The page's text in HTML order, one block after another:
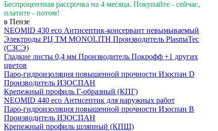
Беспроцентная рассрочка на 4 месяца. Покупайте - сейчас,
платите - потом!
в Пензе
NEOMID 430 eco Антисептик-консервант невымываемый
Электроды РЦ ТМ MONOLITH Производитель PlasmaTec
(СЗСЭ)
Гладкие листы 0,4 мм Производитель Покрофф +1 других
цветов
Паро-гидроизоляция повышенной прочности Изоспан D
Производитель ИЗОСПАН
Крепежный профиль Г-образный (КПГ)
NEOMID 440 eco Антисептик для наружных работ
Паро-гидроизоляция повышенной прочности Изоспан B
Производитель ИЗОСПАН
Крепежный профиль шляпный (КПШ)